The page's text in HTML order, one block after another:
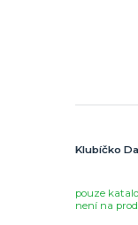
Klubíčko
pouze
není na